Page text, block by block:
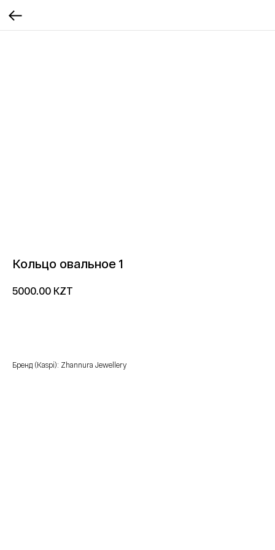
Кольцо овальное 1
5000.00 KZT
Бренд (Kaspi): Zhannura Jewellery